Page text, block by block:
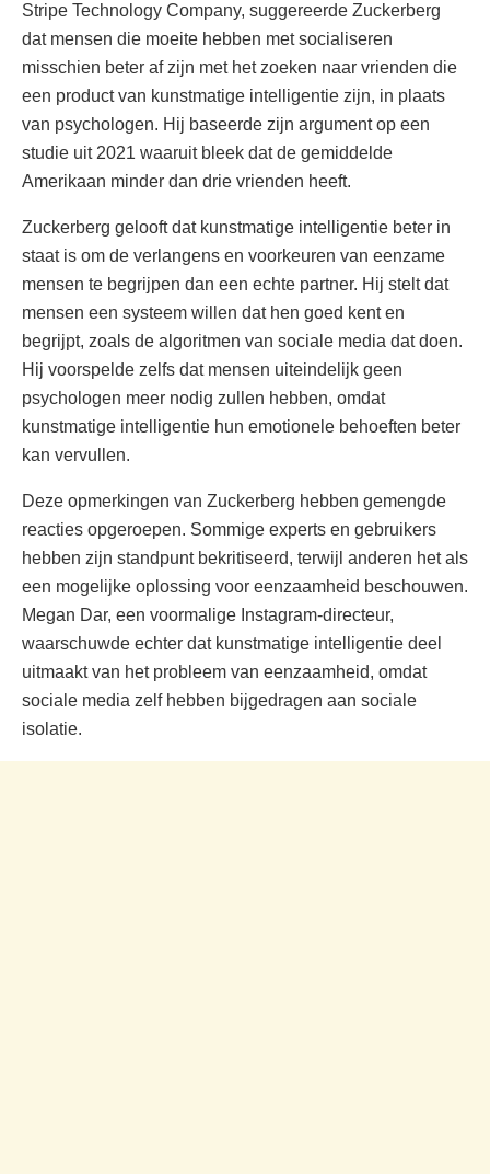
Stripe Technology Company, suggereerde Zuckerberg
dat mensen die moeite hebben met socialiseren
misschien beter af zijn met het zoeken naar vrienden die
een product van kunstmatige intelligentie zijn, in plaats
van psychologen. Hij baseerde zijn argument op een
studie uit 2021 waaruit bleek dat de gemiddelde
Amerikaan minder dan drie vrienden heeft.
Zuckerberg gelooft dat kunstmatige intelligentie beter in
staat is om de verlangens en voorkeuren van eenzame
mensen te begrijpen dan een echte partner. Hij stelt dat
mensen een systeem willen dat hen goed kent en
begrijpt, zoals de algoritmen van sociale media dat doen.
Hij voorspelde zelfs dat mensen uiteindelijk geen
psychologen meer nodig zullen hebben, omdat
kunstmatige intelligentie hun emotionele behoeften beter
kan vervullen.
Deze opmerkingen van Zuckerberg hebben gemengde
reacties opgeroepen. Sommige experts en gebruikers
hebben zijn standpunt bekritiseerd, terwijl anderen het als
een mogelijke oplossing voor eenzaamheid beschouwen.
Megan Dar, een voormalige Instagram-directeur,
waarschuwde echter dat kunstmatige intelligentie deel
uitmaakt van het probleem van eenzaamheid, omdat
sociale media zelf hebben bijgedragen aan sociale
isolatie.